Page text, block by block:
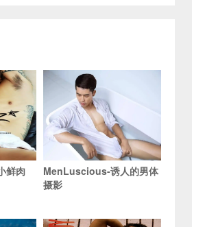
鲜肉
MenLuscious-诱人的男体
摄影